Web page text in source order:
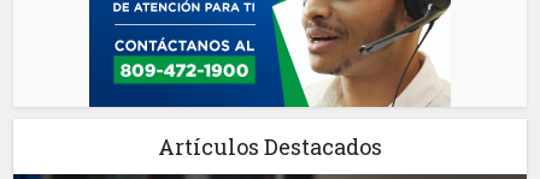
Artículos Destacados